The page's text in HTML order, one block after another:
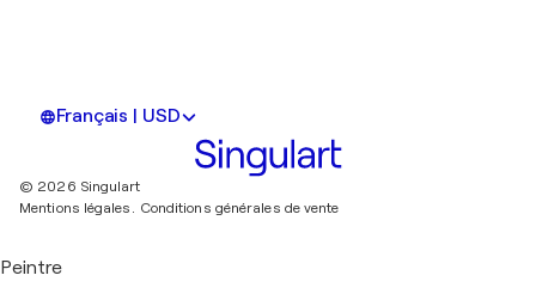
Français | USD
© 2026 Singulart
Mentions légales. Conditions générales de vente
Peintre